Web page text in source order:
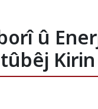
û
Kirin